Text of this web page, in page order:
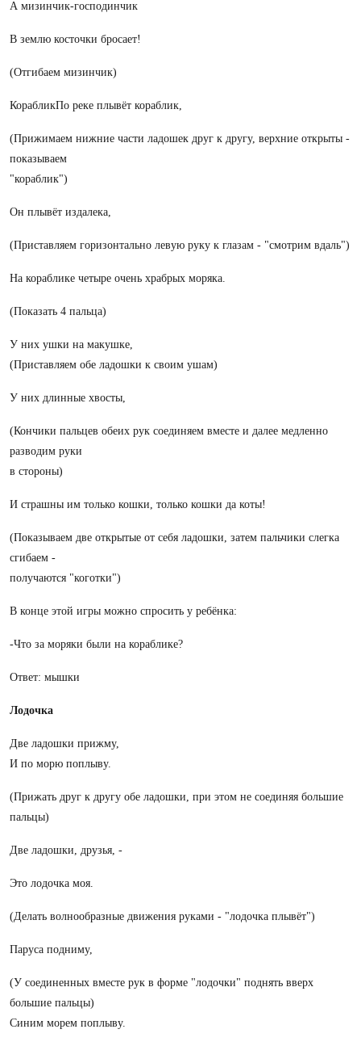
А мизинчик-господинчик
В землю косточки бросает!
(Отгибаем мизинчик)
КорабликПо реке плывёт кораблик,
(Прижимаем нижние части ладошек друг к другу, верхние открыты -
показываем
"кораблик")
Он плывёт издалека,
(Приставляем горизонтально левую руку к глазам - "смотрим вдаль")
На кораблике четыре очень храбрых моряка.
(Показать 4 пальца)
У них ушки на макушке,
(Приставляем обе ладошки к своим ушам)
У них длинные хвосты,
(Кончики пальцев обеих рук соединяем вместе и далее медленно
разводим руки
в стороны)
И страшны им только кошки, только кошки да коты!
(Показываем две открытые от себя ладошки, затем пальчики слегка
сгибаем -
получаются "коготки")
В конце этой игры можно спросить у ребёнка:
-Что за моряки были на кораблике?
Ответ: мышки
Лодочка
Две ладошки прижму,
И по морю поплыву.
(Прижать друг к другу обе ладошки, при этом не соединяя большие
пальцы)
Две ладошки, друзья, -
Это лодочка моя.
(Делать волнообразные движения руками - "лодочка плывёт")
Паруса подниму,
(У соединенных вместе рук в форме "лодочки" поднять вверх
большие пальцы)
Синим морем поплыву.